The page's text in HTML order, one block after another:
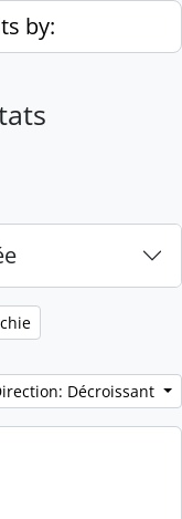
by:
Décroissant